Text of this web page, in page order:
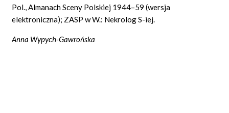
Pol., Almanach Sceny Polskiej 1944–59 (wersja
elektroniczna); ZASP w W.: Nekrolog S-iej.
Anna Wypych-Gawrońska